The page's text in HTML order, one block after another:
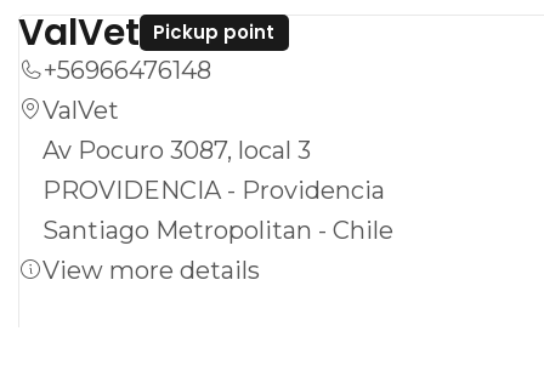
ValVet Pickup point
+56966476148
ValVet
Av Pocuro 3087, local 3
PROVIDENCIA - Providencia
Santiago Metropolitan - Chile
View more details